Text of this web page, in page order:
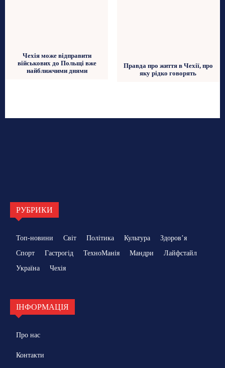
Чехія може відправити
військових до Польщі вже
найближчими днями
Правда про життя в Чехії, про
яку рідко говорять
РУБРИКИ
Топ-новини Світ Політика Культура
Здоровʼя
Спорт
Гастрогід ТехноМанія Мандри
Лайфстайл
Україна
Чехія
ІНФОРМАЦІЯ
Про нас
Контакти